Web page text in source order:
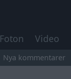
Foton Video
Nya kommentarer